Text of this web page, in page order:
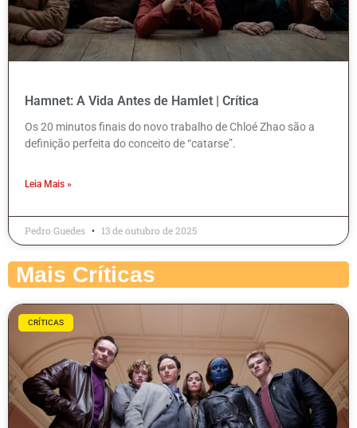
Hamnet: A Vida Antes de Hamlet | Crítica
Os 20 minutos finais do novo trabalho de Chloé Zhao são a
definição perfeita do conceito de “catarse”.
Leia Mais »
Pedro Guedes 13 de outubro de 2025
Mais Críticas
CRÍTICAS